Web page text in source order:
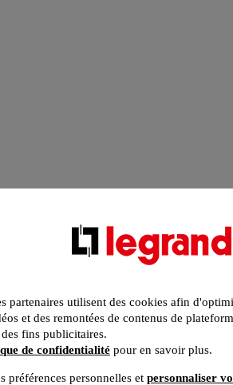
partenaires utilisent des cookies afin
et des remontées de contenus de
fins publicitaires.
de confidentialité pour en savoir plus.
préférences personnelles et personnaliser